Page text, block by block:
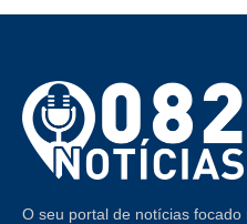
O seu portal de notícias